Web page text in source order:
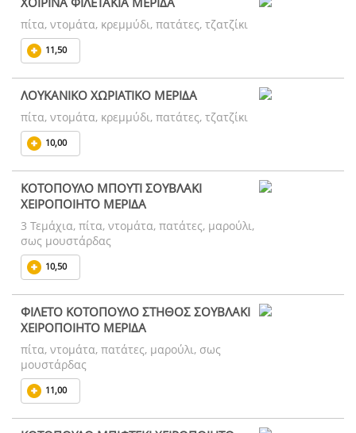
πίτα, ντομάτα, κρεμμύδι, πατάτες, τζατζίκι
11,50
ΛΟΥΚΑΝΙΚΟ ΧΩΡΙΑΤΙΚΟ ΜΕΡΙΔΑ
πίτα, ντομάτα, κρεμμύδι, πατάτες, τζατζίκι
10,00
ΚΟΤΟΠΟΥΛΟ ΜΠΟΥΤΙ ΣΟΥΒΛΑΚΙ
ΧΕΙΡΟΠΟΙΗΤΟ ΜΕΡΙΔΑ
3 Τεμάχια, πίτα, ντομάτα, πατάτες, μαρούλι,
σως μουστάρδας
10,50
ΦΙΛΕΤΟ ΚΟΤΟΠΟΥΛΟ ΣΤΗΘΟΣ ΣΟΥΒΛΑΚΙ
ΧΕΙΡΟΠΟΙΗΤΟ ΜΕΡΙΔΑ
πίτα, ντομάτα, πατάτες, μαρούλι, σως
μουστάρδας
11,00